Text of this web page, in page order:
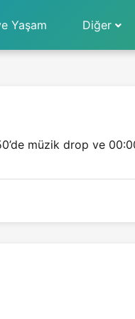
Yaşam Diğer
müzik drop ve